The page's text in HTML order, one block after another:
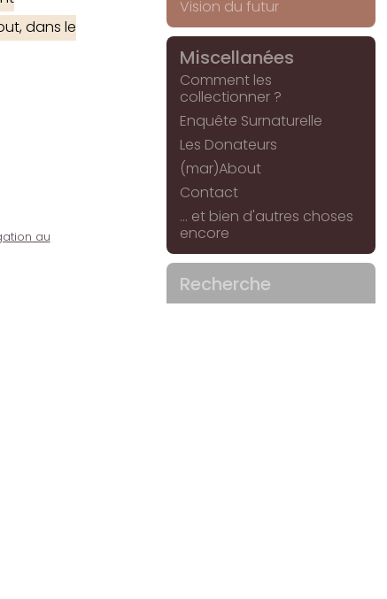
dans le
au
Vision du futur
Miscellanées
Comment les
collectionner ?
Enquête Surnaturelle
Les Donateurs
(mar)About
Contact
... et bien d'autres choses
encore
Recherche